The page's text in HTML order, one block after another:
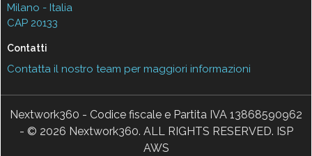
Milano - Italia
CAP 20133
Contatti
Contatta il nostro team per maggiori informazioni
Nextwork360 - Codice fiscale e Partita IVA 13868590962
- © 2026 Nextwork360. ALL RIGHTS RESERVED. ISP
AWS